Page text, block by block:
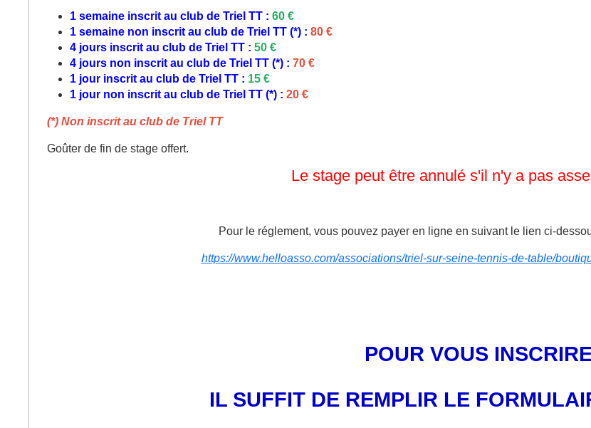
1 semaine inscrit au club de Triel TT : 60 €
1 semaine non inscrit au club de Triel TT (*) : 80 €
4 jours inscrit au club de Triel TT : 50 €
4 jours non inscrit au club de Triel TT (*) : 70 €
1 jour inscrit au club de Triel TT : 15 €
1 jour non inscrit au club de Triel TT (*) : 20 €
(*) Non inscrit au club de Triel TT
Goûter de fin de stage offert.
Le stage peut être annulé s'il n'y a pas
Pour le réglement, vous pouvez payer en ligne en suivant le lien ci-
https://www.helloasso.com/associations/triel-sur-seine-tennis-de-table/
POUR VOUS
IL SUFFIT DE REMPLIR LE